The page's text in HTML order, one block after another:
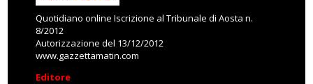
Quotidiano online Iscrizione al Tribunale di Aosta n.
8/2012
Autorizzazione del 13/12/2012
www.gazzettamatin.com
Editore